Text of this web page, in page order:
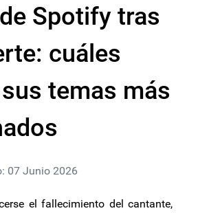
Spotify tras
cuáles
temas más
07 Junio 2026
el fallecimiento del cantante,